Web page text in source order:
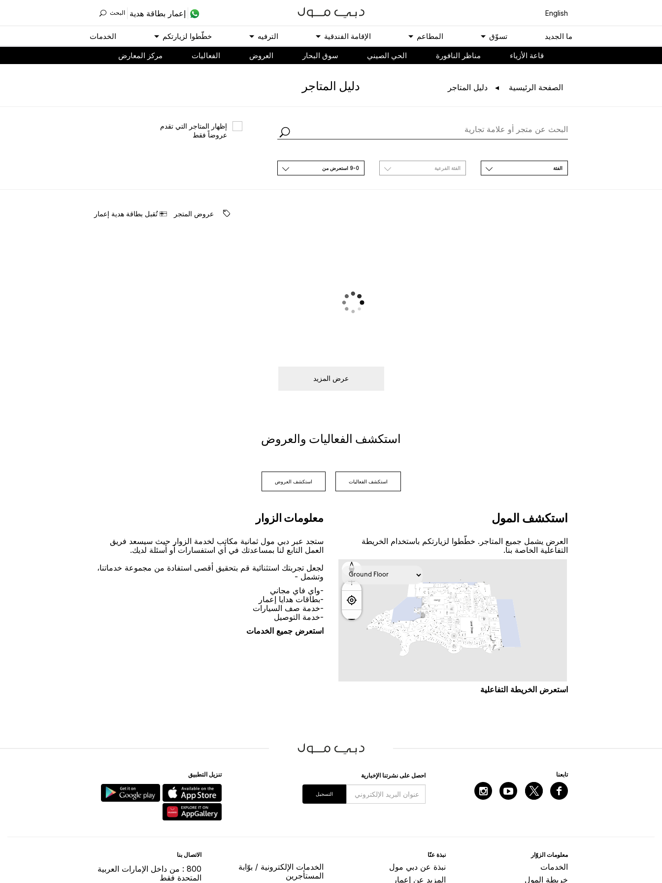
English ﺇﻋﻤﺎﺭ ﺑﻄﺎﻗﺔ ﻫﺪﻳﺔ اﻟﺒﺤﺚ
ﻣﺎ اﻟﺠﺪﻳﺪ ﺗﺴﻮّﻕ اﻟﻤﻄﺎﻋﻢ اﻹﻗﺎﻣﺔ اﻟﻔﻨﺪﻗﻴﺔ اﻟﺘﺮﻓﻴﻪ ﺧﻄّﻄﻮا ﻟﺰﻳﺎﺭﺗﻜﻢ اﻟﺨﺪﻣﺎﺕ
ﻗﺎﻋﺔ اﻷﺯﻳﺎء مناظر النافورة الحي الصيني سوق البحار اﻟﻌﺮﻭﺽ اﻟﻔﻌﺎﻟﻴﺎﺕ مركز المعارض
اﻟﺼﻔﺤﺔ اﻟﺮﺋﻴﺴﻴﺔ ﺩﻟﻴﻞ اﻟﻤﺘﺎﺟﺮ ﺩﻟﻴﻞ اﻟﻤﺘﺎﺟﺮ
ﺇﻇﻬﺎﺭ اﻟﻤﺘﺎﺟﺮ اﻟﺘﻲ ﺗﻘﺪﻡ
ﻋﺮﻭﺿﺎً ﻓﻘﻂ
اﻟﻔﺌﺔ اﻟﻔﺌﺔ اﻟﻔﺮﻋﻴﺔ 9-0 اﺳﺘﻌﺮﺽ ﻣﻦ
ﻋﺮﻭﺽ اﻟﻤﺘﺠﺮ ﺗُﻘﺒﻞ ﺑﻄﺎﻗﺔ ﻫﺪﻳﺔ ﺇﻋﻤﺎﺭ
ﻋﺮﺽ اﻟﻤﺰﻳﺪ
اﺳﺘﻜﺸﻒ اﻟﻔﻌﺎﻟﻴﺎﺕ ﻭاﻟﻌﺮﻭﺽ
اﺳﺘﻜﺸﻒ اﻟﻔﻌﺎﻟﻴﺎﺕ اﺳﺘﻜﺸﻒ اﻟﻌﺮﻭﺽ
اﺳﺘﻜﺸﻒ اﻟﻤﻮﻝ
اﻟﻌﺮﺽ ﻳﺸﻤﻞ ﺟﻤﻴﻊ اﻟﻤﺘﺎﺟﺮ. ﺧﻄّﻄﻮا ﻟﺰﻳﺎﺭﺗﻜﻢ ﺑﺎﺳﺘﺨﺪاﻡ اﻟﺨﺮﻳﻄﺔ
اﻟﺘﻔﺎﻋﻠﻴﺔ اﻟﺨﺎﺻﺔ ﺑﻨﺎ.
اﺳﺘﻌﺮﺽ اﻟﺨﺮﻳﻄﺔ اﻟﺘﻔﺎﻋﻠﻴﺔ
ﻣﻌﻠﻮﻣﺎﺕ اﻟﺰﻭاﺭ
ﺳﺘﺠﺪ ﻋﺒﺮ ﺩﺑﻲ ﻣﻮﻝ ﺛﻤﺎﻧﻴﺔ ﻣﻜﺎﺗﺐ ﻟﺨﺪﻣﺔ اﻟﺰﻭاﺭ ﺣﻴﺚ ﺳﻴﺴﻌﺪ ﻓﺮﻳﻖ
اﻟﻌﻤﻞ اﻟﺘﺎﺑﻊ ﻟﻨﺎ ﺑﻤﺴﺎﻋﺪﺗﻚ ﻓﻲ ﺃﻱ اﺳﺘﻔﺴﺎﺭاﺕ ﺃﻭ ﺃﺳﺌﻠﺔ ﻟﺪﻳﻚ.
ﻟﺠﻌﻞ ﺗﺠﺮﺑﺘﻚ اﺳﺘﺜﻨﺎﺋﻴﺔ ﻗﻢ ﺑﺘﺤﻘﻴﻖ ﺃﻗﺼﻰ اﺳﺘﻔﺎﺩﺓ ﻣﻦ ﻣﺠﻤﻮﻋﺔ ﺧﺪﻣﺎﺗﻨﺎ،
ﻭﺗﺸﻤﻞ -
-ﻭاﻱ ﻓﺎﻱ ﻣﺠﺎﻧﻲ
-ﺑﻄﺎﻗﺎﺕ ﻫﺪاﻳﺎ ﺇﻋﻤﺎﺭ
-ﺧﺪﻣﺔ ﺻﻒ اﻟﺴﻴﺎﺭاﺕ
-ﺧﺪﻣﺔ اﻟﺘﻮﺻﻴﻞ
اﺳﺘﻌﺮﺽ ﺟﻤﻴﻊ اﻟﺨﺪﻣﺎﺕ
ﺗﺎﺑﻌﻨﺎ اﺣﺼﻞ ﻋﻠﻰ ﻧﺸﺮﺗﻨﺎ اﻹﺧﺒﺎﺭﻳﺔ
اﻟﺘﺴﺠﻴﻞ
ﺗﻨﺰﻳﻞ اﻟﺘﻄﺒﻴﻖ
ﻣﻌﻠﻮﻣﺎﺕ اﻟﺰﻭّاﺭ
اﻟﺨﺪﻣﺎﺕ
ﺧﺮﻳﻄﺔ اﻟﻤﻮﻝ
ﻧﺒﺬﺓ ﻋﻨّﺎ
ﻧﺒﺬﺓ ﻋﻦ ﺩﺑﻲ ﻣﻮﻝ
المزيد عن إعمار
اﻟﺨﺪﻣﺎﺕ اﻹﻟﻜﺘﺮﻭﻧﻴﺔ / ﺑﻮّاﺑﺔ
اﻟﻤﺴﺘﺄﺟﺮﻳﻦ
اﻻﺗﺼﺎﻝ ﺑﻨﺎ
800 : ﻣﻦ ﺩاﺧﻞ اﻹﻣﺎﺭاﺕ اﻟﻌﺮﺑﻴﺔ
اﻟﻤﺘﺤﺪﺓ ﻓﻘﻂ